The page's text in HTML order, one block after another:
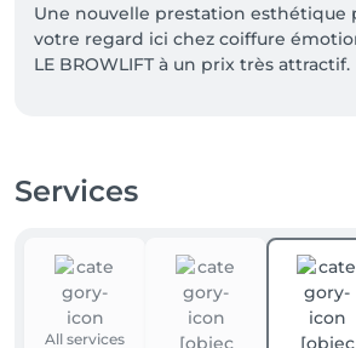
Une nouvelle prestation esthétique
votre regard ici chez coiffure
LE BROWLIFT à un prix très attractif.
Pour votre information, les tarifs
diagnostique du coiffeur-technicien.
Services
All services